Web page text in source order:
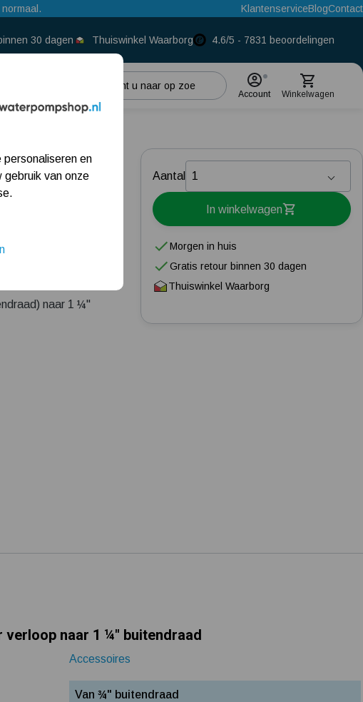
KlantenserviceBlogContact
30 dagen Thuiswinkel Waarborg 4.6/5 - 7831 beoordelingen
Beregeningspomp
Meest gelezen blogs
Account Winkelwagen
1 ¼"
naar 1 ¼"
Aantal
In winkelwagen
Morgen in huis
Gratis retour binnen 30 dagen
Thuiswinkel Waarborg
naar 1 ¼" buitendraad
Accessoires
Van ¾" buitendraad
en
van onze